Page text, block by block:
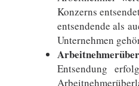
Konzerns
entsendende als
Unternehmen
Entsendung